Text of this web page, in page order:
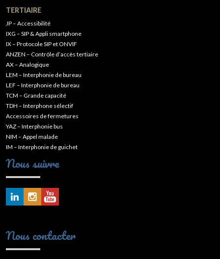
TERTIAIRE
JP – Accessibilité
IXG – SIP & Appli smartphone
IX – Protocole SIP et ONVIF
ANZEN – Contrôle d’accès tertiaire
AX – Analogique
LEM – Interphonie de bureau
LEF – Interphonie de bureau
TCM – Grande capacité
TDH – Interphone sélectif
Accessoires de fermetures
YAZ – Interphonie bus
NIM – Appel malade
IM – Interphonie de guichet
Nous suivre
Nous contacter